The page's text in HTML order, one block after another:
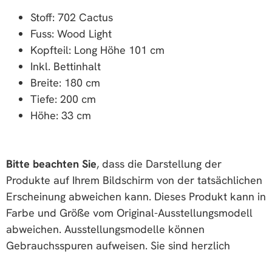
Stoff: 702 Cactus
Fuss: Wood Light
Kopfteil: Long Höhe 101 cm
Inkl. Bettinhalt
Breite: 180 cm
Tiefe: 200 cm
Höhe: 33 cm
Bitte beachten Sie, dass die Darstellung der
Produkte auf Ihrem Bildschirm von der tatsächlichen
Erscheinung abweichen kann. Dieses Produkt kann in
Farbe und Größe vom Original-Ausstellungsmodell
abweichen. Ausstellungsmodelle können
Gebrauchsspuren aufweisen. Sie sind herzlich